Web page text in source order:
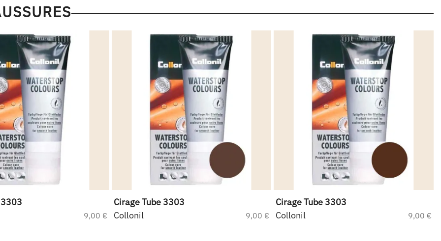
9,00 €
Cirage Tube 3303
Collonil
9,00 €
Cirage Tube 3303
Collonil
9,00 €